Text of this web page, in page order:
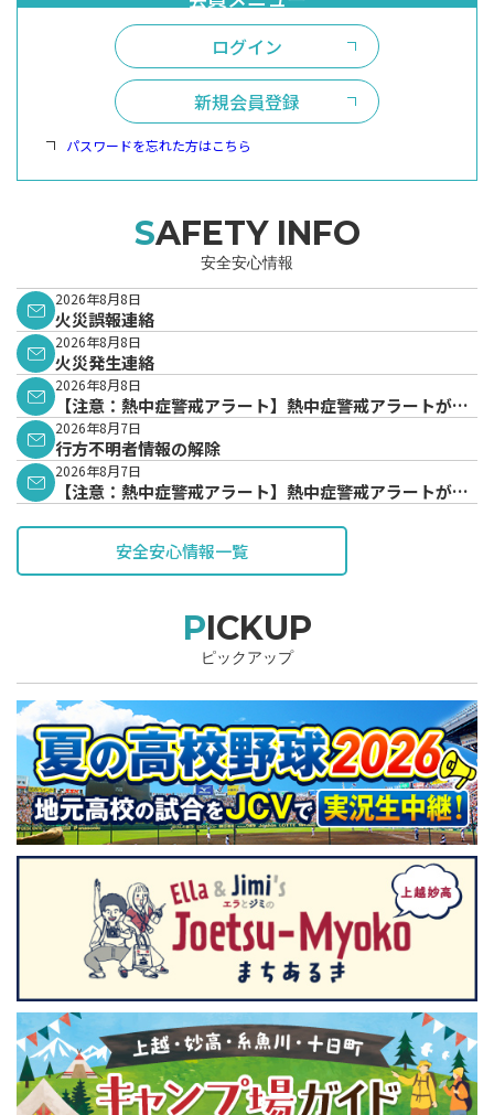
ログイン
新規会員登録
パスワードを忘れた方はこちら
SAFETY INFO
安全安心情報
2026年8月8日
火災誤報連絡
2026年8月8日
火災発生連絡
2026年8月8日
【注意：熱中症警戒アラート】熱中症警戒アラートが発
表されています。
2026年8月7日
行方不明者情報の解除
2026年8月7日
【注意：熱中症警戒アラート】熱中症警戒アラートが発
安全安心情報一覧
PICKUP
ピックアップ